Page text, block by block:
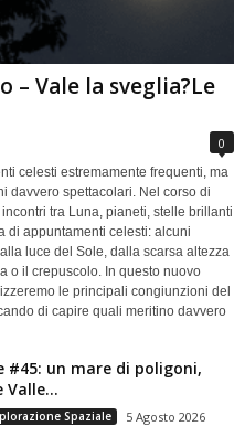
– Vale la sveglia?Le
0
celesti estremamente frequenti, ma
davvero spettacolari. Nel corso di
tra Luna, pianeti, stelle brillanti
di appuntamenti celesti: alcuni
luce del Sole, dalla scarsa altezza
o il crepuscolo. In questo nuovo
le principali congiunzioni del
di capire quali meritino davvero
#45: un mare di poligoni,
Valle...
Spaziale 5 Agosto 2026